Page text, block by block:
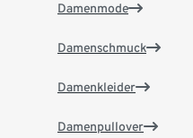
Damenmode
Damenschmuck
Damenkleider
Damenpullover